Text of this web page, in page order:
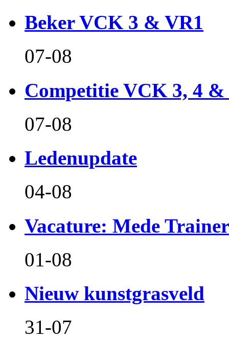
Beker VCK 3 & VR1
07-08
Competitie VCK 3, 4 &
07-08
Ledenupdate
04-08
Vacature: Mede
01-08
Nieuw kunstgrasveld
31-07